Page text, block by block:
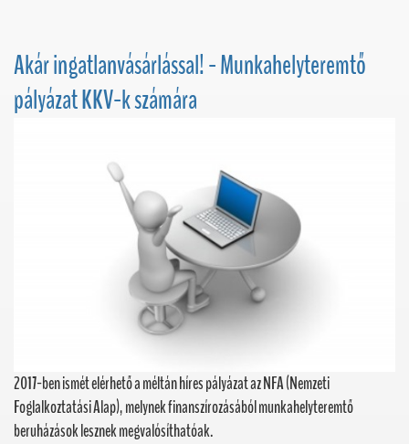
Akár ingatlanvásárlással! - Munkahelyteremtő
pályázat KKV-k számára
2017-ben ismét elérhető a méltán híres pályázat az NFA (Nemzeti
Foglalkoztatási Alap), melynek finanszírozásából munkahelyteremtő
beruházások lesznek megvalósíthatóak.